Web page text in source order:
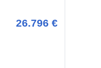
26.796 €